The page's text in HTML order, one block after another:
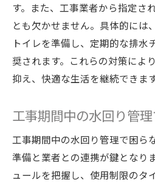
す。また、工事業者から指定さ
とも欠かせません。具体的には
トイレを準備し、定期的な排水
奨されます。これらの対策によ
抑え、快適な生活を継続できます
工事期間中の水回り管
工事期間中の水回り管理で困ら
準備と業者との連携が鍵となり
ュールを把握し、使用制限のタ